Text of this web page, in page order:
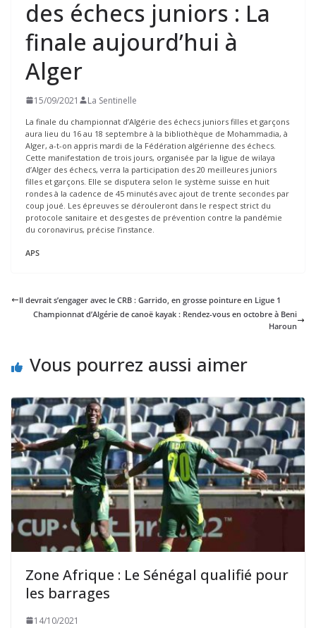
des échecs juniors : La
finale aujourd’hui à
Alger
15/09/2021 La Sentinelle
La finale du championnat d’Algérie des échecs juniors filles et garçons
aura lieu du 16 au 18 septembre à la bibliothèque de Mohammadia, à
Alger, a-t-on appris mardi de la Fédération algérienne des échecs.
Cette manifestation de trois jours, organisée par la ligue de wilaya
d’Alger des échecs, verra la participation des 20 meilleures juniors
filles et garçons. Elle se disputera selon le système suisse en huit
rondes à la cadence de 45 minutés avec ajout de trente secondes par
coup joué. Les épreuves se dérouleront dans le respect strict du
protocole sanitaire et des gestes de prévention contre la pandémie
du coronavirus, précise l’instance.
APS
Il devrait s’engager avec le CRB : Garrido, en grosse pointure en Ligue 1
Championnat d’Algérie de canoë kayak : Rendez-vous en octobre à Beni
Haroun
Vous pourrez aussi aimer
Zone Afrique : Le Sénégal qualifié pour
les barrages
14/10/2021